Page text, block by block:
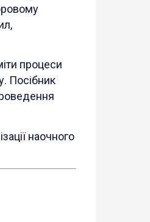
процеси
Посібник
наочного